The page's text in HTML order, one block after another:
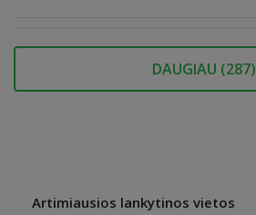
DAUGIAU (287)
Artimiausios lankytinos vietos